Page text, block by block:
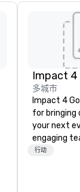
Impact 4
多城市
Impact 4
for bringing
your next
engaging
are just
行动